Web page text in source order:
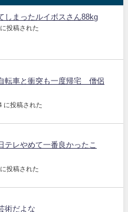
しまったルイボスさん88kg
投稿された
転車と衝突も一度帰宅 僧侶
に投稿された
テレやめて一番良かったこ
投稿された
術だよな